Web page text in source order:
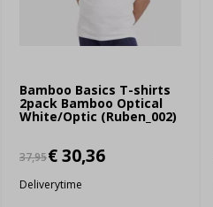
Bamboo Basics T-shirts
2pack Bamboo Optical
White/Optic (Ruben_002)
37,95€ 30,36
Deliverytime